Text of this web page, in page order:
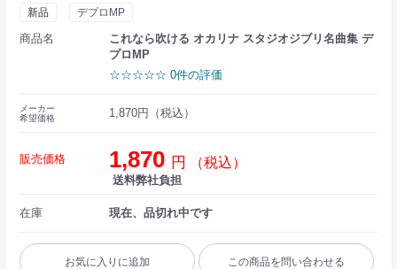
新品 デプロMP
商品名
これなら吹ける オカリナ スタジオジブリ名曲集 デ
プロMP
☆☆☆☆☆ 0件の評価
メーカー
希望価格
1,870円（税込）
販売価格 1,870 円 （税込）
送料弊社負担
在庫 現在、品切れ中です
お気に入りに追加 この商品を問い合わせる